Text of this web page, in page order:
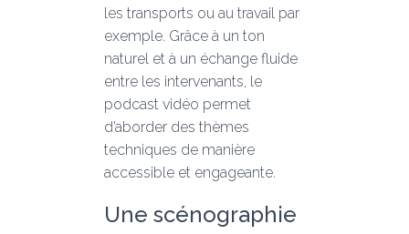
les transports ou au travail par
exemple. Grâce à un ton
naturel et à un échange fluide
entre les intervenants, le
podcast vidéo permet
d’aborder des thèmes
techniques de manière
accessible et engageante.
Une scénographie